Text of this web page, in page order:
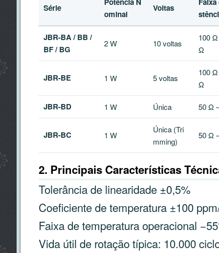
Série
ominal
Voltas
JBR-BA / BB /
BF / BG
2 W 10 voltas
100
Ω
JBR-BE 1 W 5 voltas
100
Ω
JBR-BD 1 W Única 50 Ω
JBR-BC 1 W
Única (Tri
mming)
50 Ω
2. Principais Características
Tolerância de linearidade ±0,5%
Coeficiente de temperatura ±100
Faixa de temperatura operacional
Vida útil de rotação típica: 10.000